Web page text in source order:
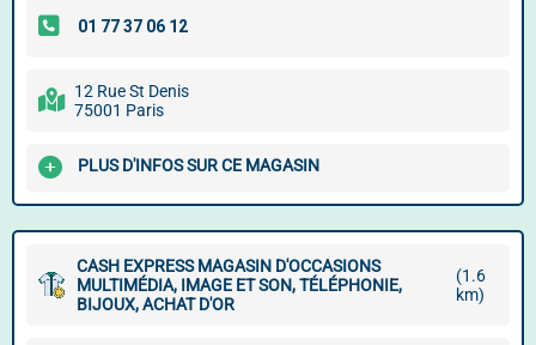
12 Rue St Denis
75001 Paris
PLUS D'INFOS SUR CE MAGASIN
CASH EXPRESS MAGASIN D'OCCASIONS
MULTIMÉDIA, IMAGE ET SON, TÉLÉPHONIE,
BIJOUX, ACHAT D'OR
(1.6
km)